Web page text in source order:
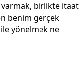
varmak, birlikte itaat
benim gerçek
yönelmek ne